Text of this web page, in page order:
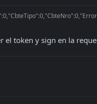
el token y sign en la